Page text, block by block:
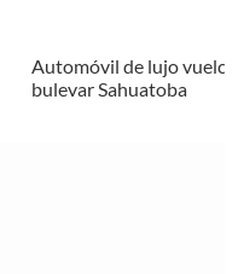
Automóvil de lujo vuelca
bulevar Sahuatoba